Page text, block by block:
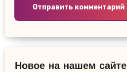
Новое на нашем сайте